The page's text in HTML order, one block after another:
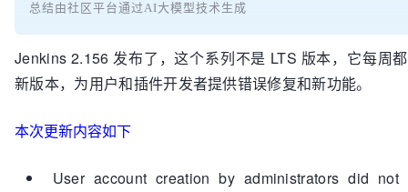
总结由社区平台通过AI大模型技术生成
Jenkins 2.156 发布了，这个系列不是 LTS 版本，它每周
新版本，为用户和插件开发者提供错误修复和新功能。
本次更新内容如下
User account creation by administrators did not